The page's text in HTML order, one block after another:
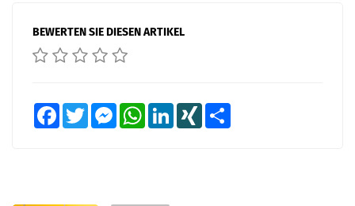
BEWERTEN SIE DIESEN ARTIKEL
FacebookTwitter MessengerWhatsAppLinkedInXING